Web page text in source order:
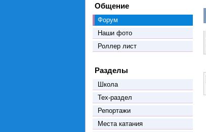
Общение
Форум
Наши фото
Роллер лист
Разделы
Школа
Тех-раздел
Репортажи
Места катания